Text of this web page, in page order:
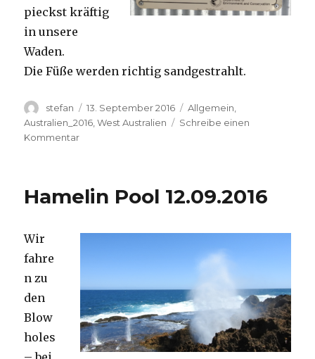
pieckst kräftig
in unsere
Waden.
Die Füße werden richtig sandgestrahlt.
Autor
stefan
Veröffentlicht
am
13. September 2016 Kategorien
Allgemein
Australien_2016 ,West Australien
Schreibe einen
Kommentarzu
Hamelin Pool 12.09.2016
Wir
fahre
n zu
den
Blow
holes